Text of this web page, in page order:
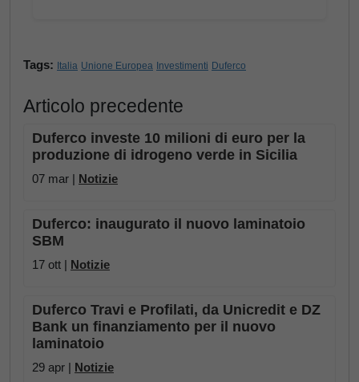
Tags: Italia Unione Europea Investimenti Duferco
Articolo precedente
Duferco investe 10 milioni di euro per la
produzione di idrogeno verde in Sicilia
07 mar | Notizie
Duferco: inaugurato il nuovo laminatoio
SBM
17 ott | Notizie
Duferco Travi e Profilati, da Unicredit e DZ
Bank un finanziamento per il nuovo
laminatoio
29 apr | Notizie